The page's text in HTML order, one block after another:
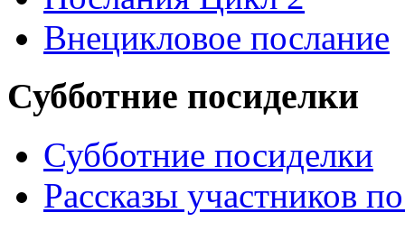
Внецикловое послание
Субботние посиделки
Субботние посиделки
Рассказы участников